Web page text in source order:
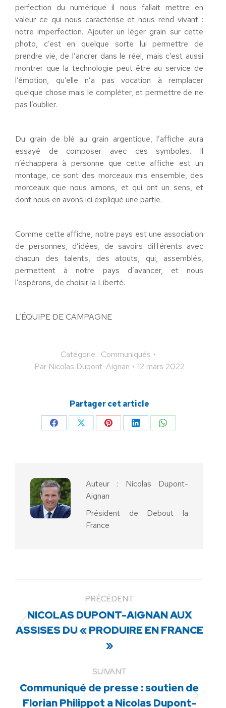
perfection du numérique il nous fallait mettre en
valeur ce qui nous caractérise et nous rend vivant :
notre imperfection. Ajouter un léger grain sur cette
photo, c’est en quelque sorte lui permettre de
prendre vie, de l’ancrer dans le réel, mais c’est aussi
montrer que la technologie peut être au service de
l’émotion, qu’elle n’a pas vocation à remplacer
quelque chose mais le compléter, et permettre de ne
pas l’oublier.
Du grain de blé au grain argentique, l’affiche aura
essayé de composer avec ces symboles. Il
n’échappera à personne que cette affiche est un
montage, ce sont des morceaux mis ensemble, des
morceaux que nous aimons, et qui ont un sens, et
dont nous en avons ici expliqué une partie.
Comme cette affiche, notre pays est une association
de personnes, d’idées, de savoirs différents avec
chacun des talents, des atouts, qui, assemblés,
permettent à notre pays d’avancer, et nous
l’espérons, de choisir la Liberté.
L’ÉQUIPE DE CAMPAGNE
Catégorie : Communiqués
Par Nicolas Dupont-Aignan 12 mars 2022
Partager cet article
PartagerPartagerPartagerPartagerPartager
Auteur : Nicolas Dupont-
Aignan
Président de Debout la
France
PRÉCÉDENT
Article
:
NICOLAS DUPONT-AIGNAN AUX
ASSISES DU « PRODUIRE EN FRANCE
»
SUIVANT
Article
Communiqué de presse : soutien de
Florian Philippot a Nicolas Dupont-